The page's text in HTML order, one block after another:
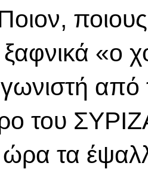
«ο
από
του
τα